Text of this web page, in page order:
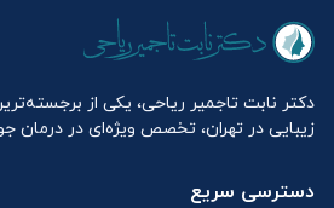
دکتر نابت تاجمیر ریاحی، یکی از
زیبایی در تهران، تخصص ویژه‌ای در درمان
دسترسی سریع